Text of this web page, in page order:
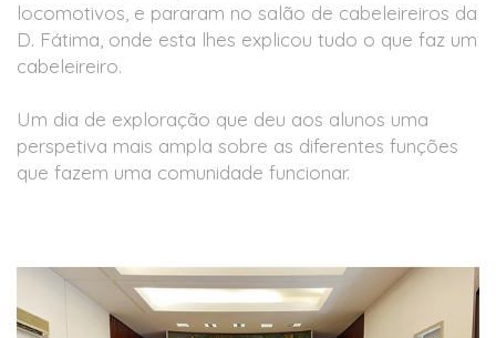
locomotivos, e pararam no salão de cabeleireiros da
D. Fátima, onde esta lhes explicou tudo o que faz um
cabeleireiro.
Um dia de exploração que deu aos alunos uma
perspetiva mais ampla sobre as diferentes funções
que fazem uma comunidade funcionar.